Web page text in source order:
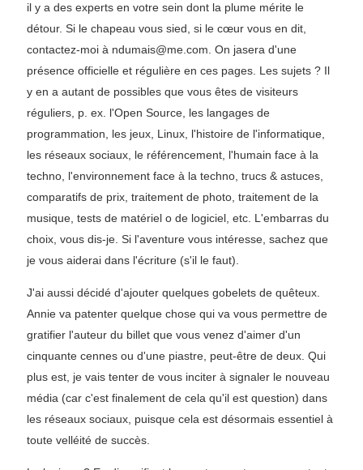
il y a des experts en votre sein dont la plume mérite le
détour. Si le chapeau vous sied, si le cœur vous en dit,
contactez-moi à ndumais@me.com. On jasera d'une
présence officielle et régulière en ces pages. Les sujets ? Il
y en a autant de possibles que vous êtes de visiteurs
réguliers, p. ex. l'Open Source, les langages de
programmation, les jeux, Linux, l'histoire de l'informatique,
les réseaux sociaux, le référencement, l'humain face à la
techno, l'environnement face à la techno, trucs & astuces,
comparatifs de prix, traitement de photo, traitement de la
musique, tests de matériel o de logiciel, etc. L'embarras du
choix, vous dis-je. Si l'aventure vous intéresse, sachez que
je vous aiderai dans l'écriture (s'il le faut).
J'ai aussi décidé d'ajouter quelques gobelets de quêteux.
Annie va patenter quelque chose qui va vous permettre de
gratifier l'auteur du billet que vous venez d'aimer d'un
cinquante cennes ou d'une piastre, peut-être de deux. Qui
plus est, je vais tenter de vous inciter à signaler le nouveau
média (car c'est finalement de cela qu'il est question) dans
les réseaux sociaux, puisque cela est désormais essentiel à
toute velléité de succès.